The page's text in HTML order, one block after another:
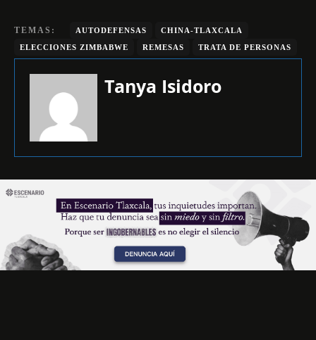
TEMAS: AUTODEFENSAS
CHINA-TLAXCALA
ELECCIONES ZIMBABWE
REMESAS TRATA DE PERSONAS
Tanya Isidoro